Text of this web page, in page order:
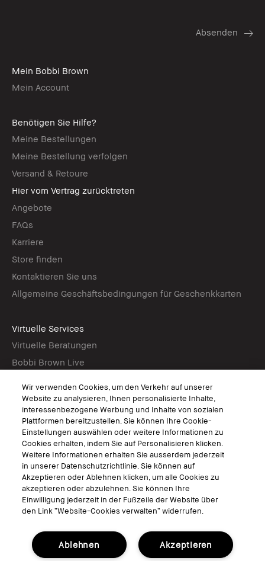
Mein Bobbi Brown
Mein Account
Benötigen Sie Hilfe?
Meine Bestellungen
Meine Bestellung verfolgen
Versand & Retoure
Hier vom Vertrag zurücktreten
Angebote
FAQs
Karriere
Store finden
Kontaktieren Sie uns
Allgemeine Geschäftsbedingungen für Geschenkkarten
Virtuelle Services
Virtuelle Beratungen
Bobbi Brown Live
Folgen
© Bobbi Brown Professional Cosmetics, Inc. Alle Rechte vorbehalten.
Allgemeine Geschäftsbedingungen
Nutzungsbedingungen
Datenschutzerklärung
Cookies der Webseite verwalten
Wir verwenden Cookies, um den Verkehr auf unserer
Website zu analysieren, Ihnen personalisierte Inhalte,
interessenbezogene Werbung und Inhalte von sozialen
Plattformen bereitzustellen. Sie können Ihre Cookie-
Einstellungen auswählen oder weitere Informationen zu
Cookies erhalten, indem Sie auf Personalisieren klicken.
Weitere Informationen erhalten Sie ausserdem jederzeit
in unserer Datenschutzrichtlinie. Sie können auf
Akzeptieren oder Ablehnen klicken, um alle Cookies zu
akzeptieren oder abzulehnen. Sie können Ihre
Einwilligung jederzeit in der Fußzeile der Website über
den Link “Website-Cookies verwalten“ widerrufen.
Akzeptieren
Ablehnen